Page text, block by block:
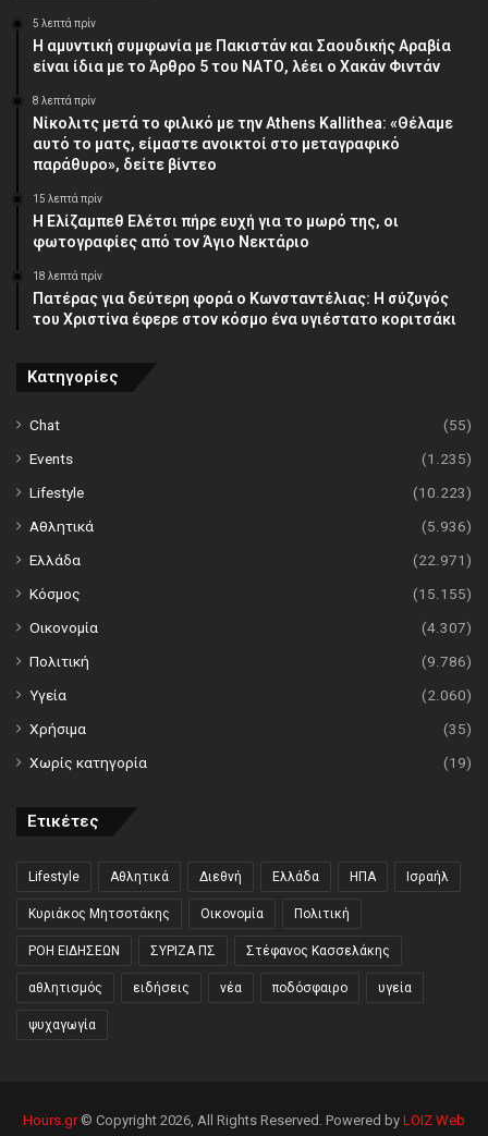
5 λεπτά πρίν
Η αμυντική συμφωνία με Πακιστάν και Σαουδικής Αραβία
είναι ίδια με το Άρθρο 5 του ΝΑΤΟ, λέει ο Χακάν Φιντάν
8 λεπτά πρίν
Νίκολιτς μετά το φιλικό με την Athens Kallithea: «Θέλαμε
αυτό το ματς, είμαστε ανοικτοί στο μεταγραφικό
παράθυρο», δείτε βίντεο
15 λεπτά πρίν
Η Ελίζαμπεθ Ελέτσι πήρε ευχή για το μωρό της, οι
φωτογραφίες από τον Άγιο Νεκτάριο
18 λεπτά πρίν
Πατέρας για δεύτερη φορά ο Κωνσταντέλιας: Η σύζυγός
του Χριστίνα έφερε στον κόσμο ένα υγιέστατο κοριτσάκι
Κατηγορίες
Chat
(55)
Events
(1.235)
Lifestyle
(10.223)
Αθλητικά
(5.936)
Ελλάδα
(22.971)
Κόσμος
(15.155)
Οικονομία
(4.307)
Πολιτική
(9.786)
Υγεία
(2.060)
Χρήσιμα
(35)
Χωρίς κατηγορία
(19)
Ετικέτες
Lifestyle Αθλητικά Διεθνή Ελλάδα ΗΠΑ Ισραήλ
Κυριάκος Μητσοτάκης Οικονομία Πολιτική
ΡΟΗ ΕΙΔΗΣΕΩΝ ΣΥΡΙΖΑ ΠΣ Στέφανος Κασσελάκης
αθλητισμός ειδήσεις νέα ποδόσφαιρο υγεία
ψυχαγωγία
Hours.gr© Copyright 2026, All Rights Reserved. Powered by LOIZ Web